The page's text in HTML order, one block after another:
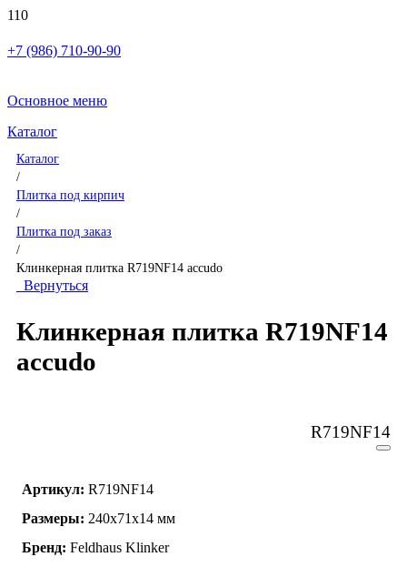
+7 (986) 710-90-90
Основное меню
Каталог
Каталог
/
Плитка под кирпич
/
Плитка под заказ
/
Клинкерная плитка R719NF14 accudo
Вернуться
Клинкерная плитка R719NF14
accudo
R719NF14
Артикул: R719NF14
Размеры: 240x71x14 мм
Бренд: Feldhaus Klinker